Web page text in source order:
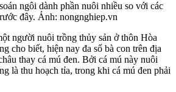
ngôi dành phần nuôi nhiều so với các
đây. Ảnh: nongnghiep.vn
người nuôi trồng thủy sản ở thôn Hòa
cho biết, hiện nay đa số bà con trên địa
thay cá mú đen. Bởi cá mú này nuôi
là thu hoạch tỉa, trong khi cá mú đen phải